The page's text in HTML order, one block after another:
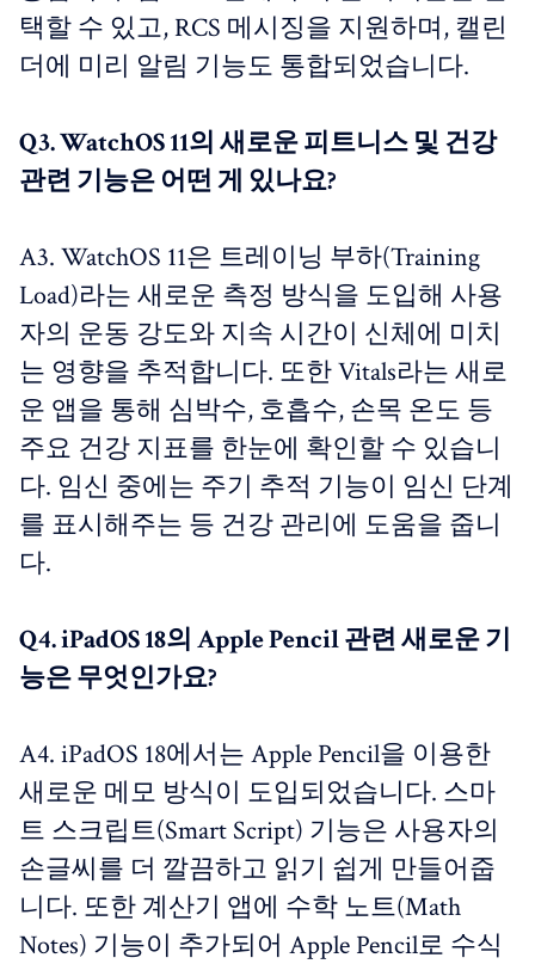
택할 수 있고, RCS 메시징을 지원하며, 캘린
더에 미리 알림 기능도 통합되었습니다.
Q3. WatchOS 11의 새로운 피트니스 및 건강
관련 기능은 어떤 게 있나요?
A3. WatchOS 11은 트레이닝 부하(Training
Load)라는 새로운 측정 방식을 도입해 사용
자의 운동 강도와 지속 시간이 신체에 미치
는 영향을 추적합니다. 또한 Vitals라는 새로
운 앱을 통해 심박수, 호흡수, 손목 온도 등
주요 건강 지표를 한눈에 확인할 수 있습니
다. 임신 중에는 주기 추적 기능이 임신 단계
를 표시해주는 등 건강 관리에 도움을 줍니
다.
Q4. iPadOS 18의 Apple Pencil 관련 새로운 기
능은 무엇인가요?
A4. iPadOS 18에서는 Apple Pencil을 이용한
새로운 메모 방식이 도입되었습니다. 스마
트 스크립트(Smart Script) 기능은 사용자의
손글씨를 더 깔끔하고 읽기 쉽게 만들어줍
니다. 또한 계산기 앱에 수학 노트(Math
Notes) 기능이 추가되어 Apple Pencil로 수식